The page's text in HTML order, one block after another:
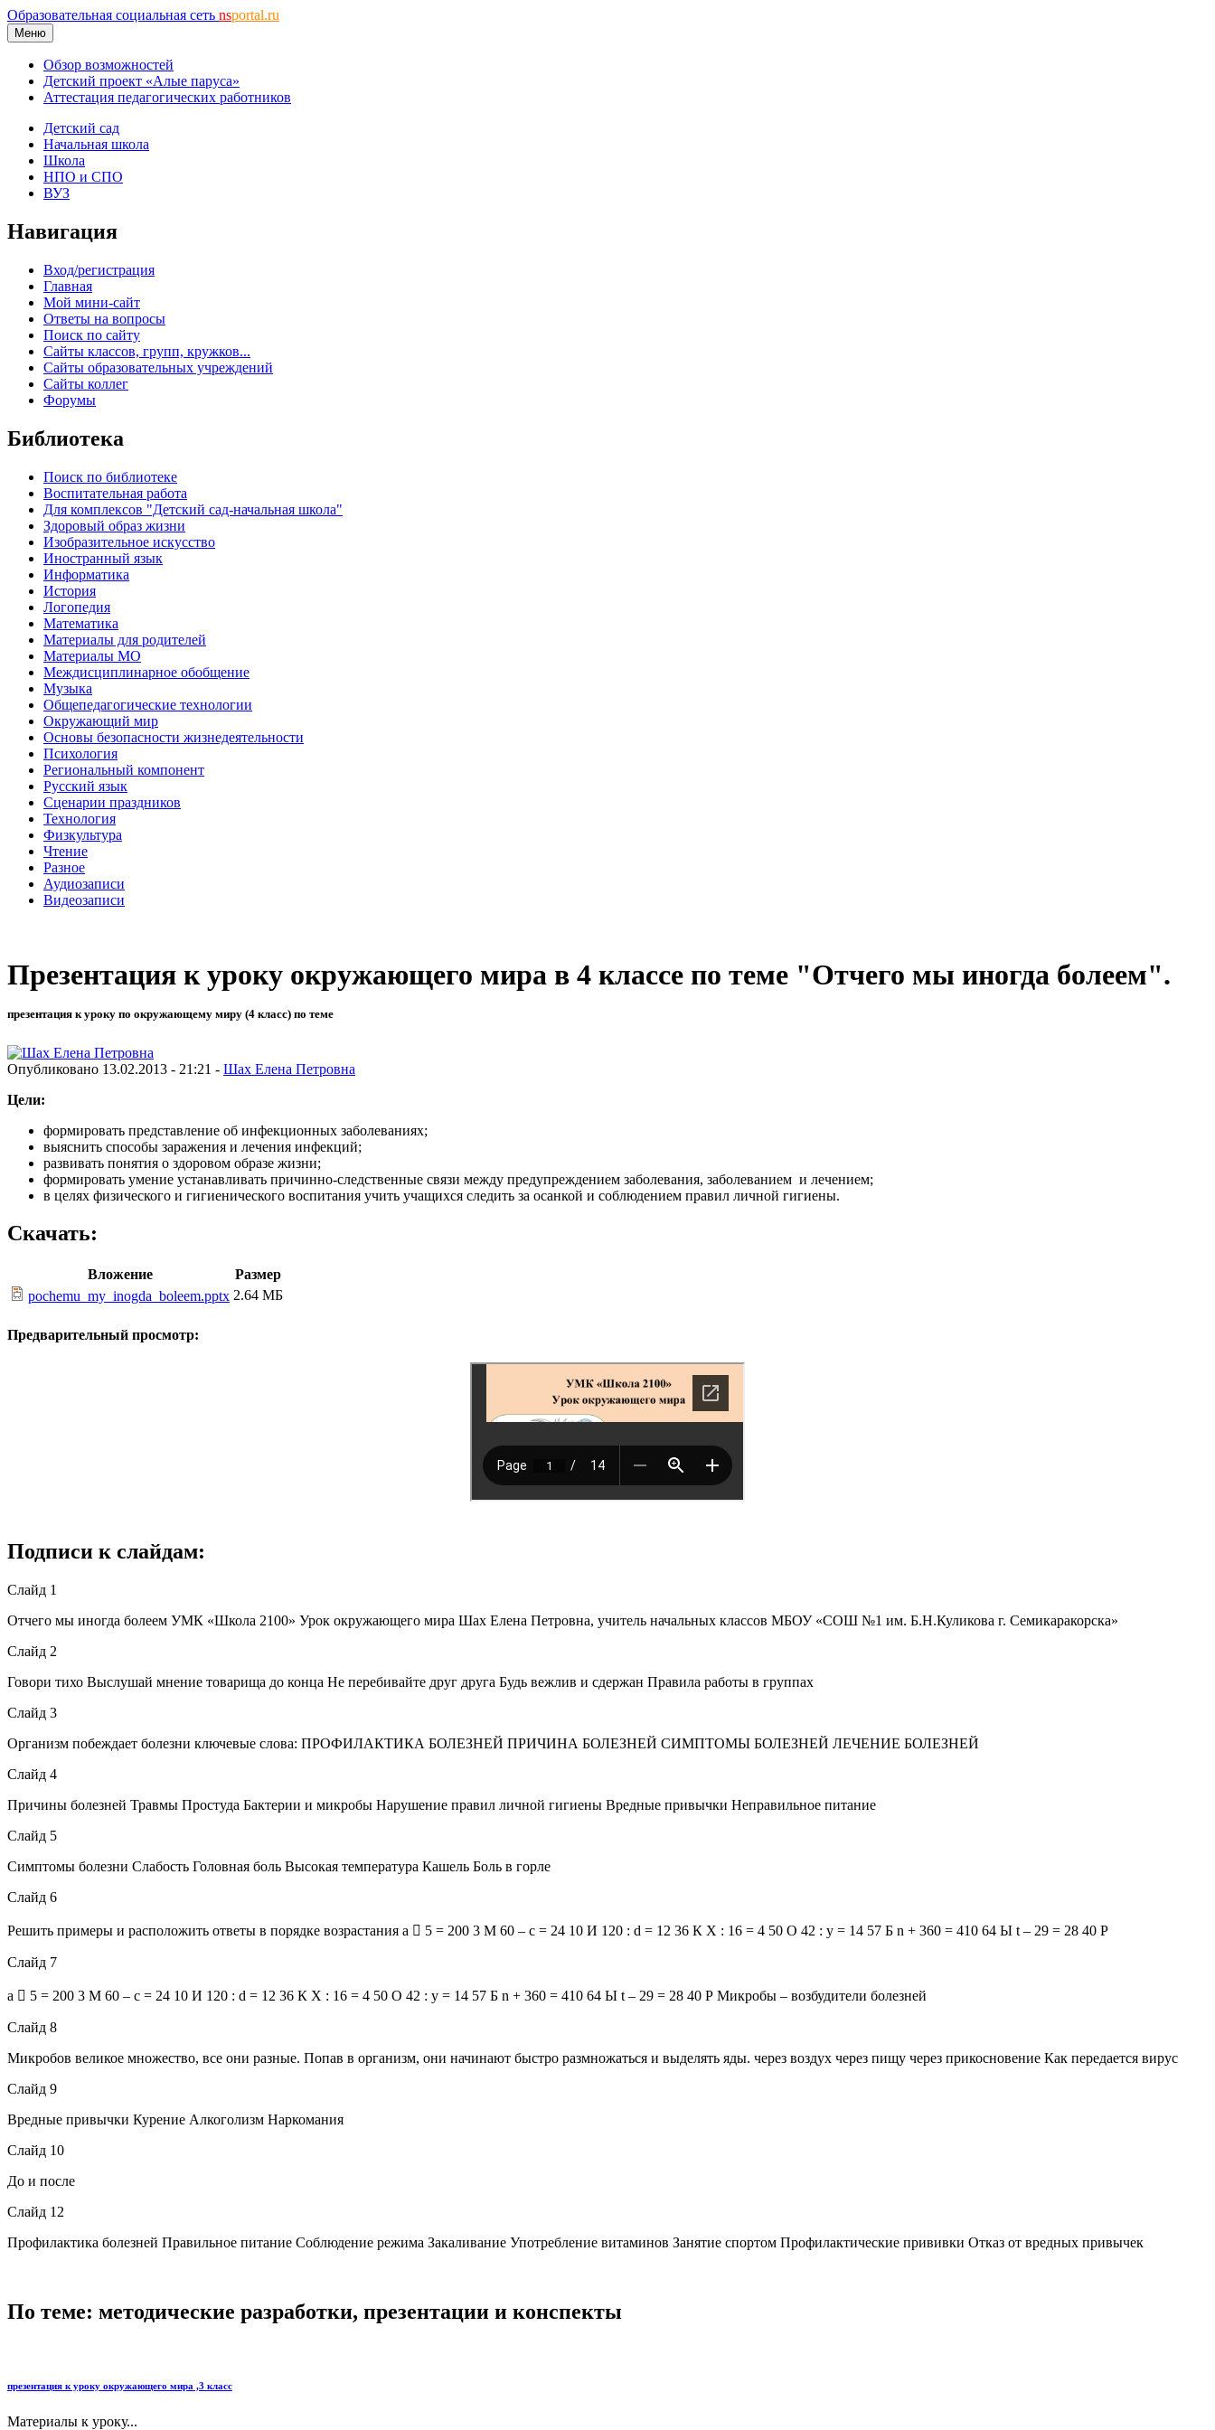
Образовательная социальная сеть nsportal.ru
Меню
Обзор возможностей
Детский проект «Алые паруса»
Аттестация педагогических работников
Детский сад
Начальная школа
Школа
НПО и СПО
ВУЗ
Навигация
Вход/регистрация
Главная
Мой мини-сайт
Ответы на вопросы
Поиск по сайту
Сайты классов, групп, кружков...
Сайты образовательных учреждений
Сайты коллег
Форумы
Библиотека
Поиск по библиотеке
Воспитательная работа
Для комплексов "Детский сад-начальная школа"
Здоровый образ жизни
Изобразительное искусство
Иностранный язык
Информатика
История
Логопедия
Математика
Материалы для родителей
Материалы МО
Междисциплинарное обобщение
Музыка
Общепедагогические технологии
Окружающий мир
Основы безопасности жизнедеятельности
Психология
Региональный компонент
Русский язык
Сценарии праздников
Технология
Физкультура
Чтение
Разное
Аудиозаписи
Видеозаписи
Презентация к уроку окружающего мира в 4 классе по теме "Отчего мы иногда болеем".
презентация к уроку по окружающему миру (4 класс) по теме
Опубликовано 13.02.2013 - 21:21 - Шах Елена Петровна
Цели:
формировать представление об инфекционных заболеваниях;
выяснить способы заражения и лечения инфекций;
развивать понятия о здоровом образе жизни;
формировать умение устанавливать причинно-следственные связи между предупреждением заболевания, заболеванием и лечением;
в целях физического и гигиенического воспитания учить учащихся следить за осанкой и соблюдением правил личной гигиены.
Скачать:
Вложение
Размер
pochemu_my_inogda_boleem.pptx 2.64 МБ
Предварительный просмотр:
Подписи к слайдам:
Слайд 1
Отчего мы иногда болеем УМК «Школа 2100» Урок окружающего мира Шах Елена Петровна, учитель начальных классов МБОУ «СОШ №1 им. Б.Н.Куликова г. Семикаракорска»
Слайд 2
Говори тихо Выслушай мнение товарища до конца Не перебивайте друг друга Будь вежлив и сдержан Правила работы в группах
Слайд 3
Организм побеждает болезни ключевые слова: ПРОФИЛАКТИКА БОЛЕЗНЕЙ ПРИЧИНА БОЛЕЗНЕЙ СИМПТОМЫ БОЛЕЗНЕЙ ЛЕЧЕНИЕ БОЛЕЗНЕЙ
Слайд 4
Причины болезней Травмы Простуда Бактерии и микробы Нарушение правил личной гигиены Вредные привычки Неправильное питание
Слайд 5
Симптомы болезни Слабость Головная боль Высокая температура Кашель Боль в горле
Слайд 6
Решить примеры и расположить ответы в порядке возрастания а  5 = 200 3 М 60 – с = 24 10 И 120 : d = 12 36 К Х : 16 = 4 50 О 42 : y = 14 57 Б n + 360 = 410 64 Ы t – 29 = 28 40 Р
Слайд 7
а  5 = 200 3 М 60 – с = 24 10 И 120 : d = 12 36 К Х : 16 = 4 50 О 42 : y = 14 57 Б n + 360 = 410 64 Ы t – 29 = 28 40 Р Микробы – возбудители болезней
Слайд 8
Микробов великое множество, все они разные. Попав в организм, они начинают быстро размножаться и выделять яды. через воздух через пищу через прикосновение Как передается вирус
Слайд 9
Вредные привычки Курение Алкоголизм Наркомания
Слайд 10
До и после
Слайд 12
Профилактика болезней Правильное питание Соблюдение режима Закаливание Употребление витаминов Занятие спортом Профилактические прививки Отказ от вредных привычек
По теме: методические разработки, презентации и конспекты
презентация к уроку окружающего мира ,3 класс
Материалы к уроку...